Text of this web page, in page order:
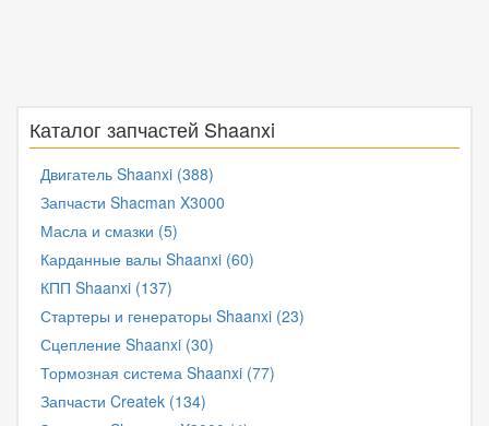
Каталог запчастей Shaanxi
Двигатель Shaanxi (388)
Запчасти Shacman X3000
Масла и смазки (5)
Карданные валы Shaanxi (60)
КПП Shaanxi (137)
Стартеры и генераторы Shaanxi (23)
Сцепление Shaanxi (30)
Тормозная система Shaanxi (77)
Запчасти Createk (134)